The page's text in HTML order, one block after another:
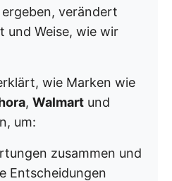
verändert
und Weise, wie wir
wie Marken wie
, Walmart und
um:
zusammen und
Entscheidungen